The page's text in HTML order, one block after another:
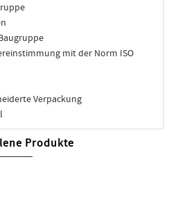
mit der Norm ISO
Verpackung
Produkte